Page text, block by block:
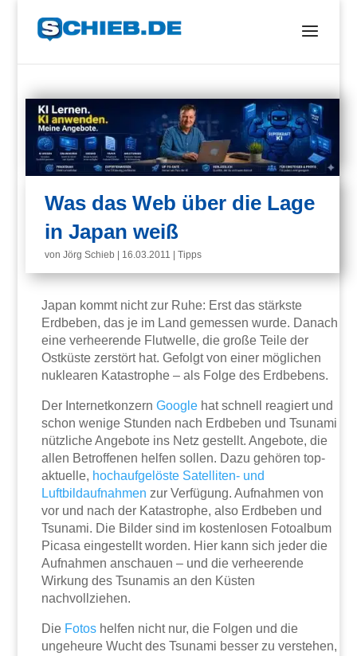
Was das Web über die Lage
in Japan weiß
vonJörg Schieb 16.03.2011 |Tipps
Japan kommt nicht zur Ruhe: Erst das stärkste
Erdbeben, das je im Land gemessen wurde. Danach
eine verheerende Flutwelle, die große Teile der
Ostküste zerstört hat. Gefolgt von einer möglichen
nuklearen Katastrophe – als Folge des Erdbebens.
Der InternetkonzernGoogle hat schnell reagiert und
schon wenige Stunden nach Erdbeben und Tsunami
nützliche Angebote ins Netz gestellt. Angebote, die
allen Betroffenen helfen sollen. Dazu gehören top-
aktuelle, hochaufgelöste Satelliten- und
Luftbildaufnahmen zur Verfügung. Aufnahmen von
vor und nach der Katastrophe, also Erdbeben und
Tsunami. Die Bilder sind im kostenlosen Fotoalbum
Picasa eingestellt worden. Hier kann sich jeder die
Aufnahmen anschauen – und die verheerende
Wirkung des Tsunamis an den Küsten
nachvollziehen.
Die Fotos helfen nicht nur, die Folgen und die
ungeheure Wucht des Tsunami besser zu verstehen,